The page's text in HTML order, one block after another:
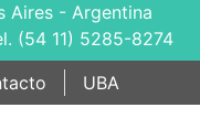
Aires - Argentina
(54 11) 5285-8274
UBA